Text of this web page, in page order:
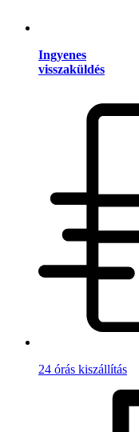
Ingyenes
visszaküldés
24 órás kiszállítás